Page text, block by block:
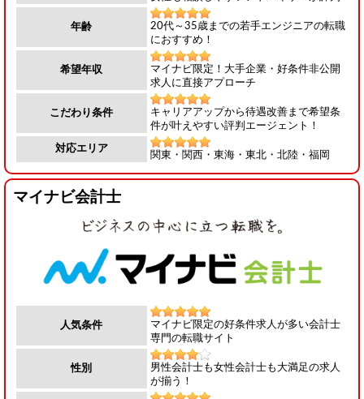
年齢
20代～35歳までの若手エンジニアの転職
におすすめ！
希望年収
マイナビ限定！大手企業・好条件非公開
求人に直接アプローチ
こだわり条件
キャリアアップから待遇改善まで希望条
件が叶えやすい評判エージェント！
対応エリア
関東・関西・東海・東北・北陸・福岡
マイナビ会計士
人気条件
マイナビ限定の好条件求人が多い会計士
専門の転職サイト
性別
男性会計士も女性会計士も大満足の求人
が揃う！